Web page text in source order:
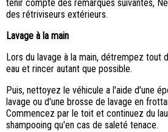
tenir compte des remarques suivantes,
des rétriviseurs extérieurs.
Lavage à la main
Lors du lavage à la main, détrempez tout
eau et rincer autant que possible.
Puis, nettoyez le véhicule a l'aide d'une
lavage ou d'une brosse de lavage en
Commencez par le toit et continuez du
shampooing qu'en cas de saleté tenace.